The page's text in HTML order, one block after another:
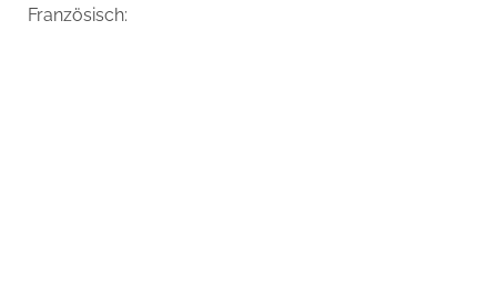
Französisch: